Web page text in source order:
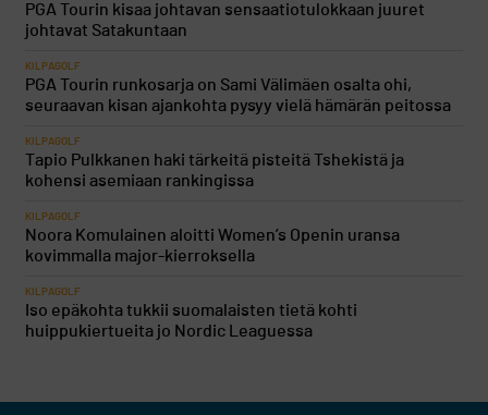
PGA Tourin kisaa johtavan sensaatiotulokkaan juuret
johtavat Satakuntaan
KILPAGOLF
PGA Tourin runkosarja on Sami Välimäen osalta ohi,
seuraavan kisan ajankohta pysyy vielä hämärän peitossa
KILPAGOLF
Tapio Pulkkanen haki tärkeitä pisteitä Tshekistä ja
kohensi asemiaan rankingissa
KILPAGOLF
Noora Komulainen aloitti Women’s Openin uransa
kovimmalla major-kierroksella
KILPAGOLF
Iso epäkohta tukkii suomalaisten tietä kohti
huippukiertueita jo Nordic Leaguessa